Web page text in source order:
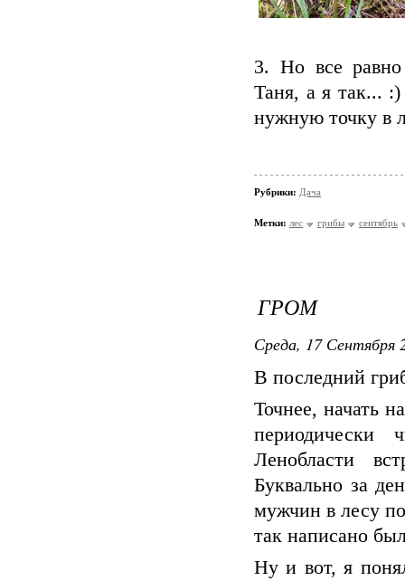
3. Но все равно
Таня, а я так...
нужную точку в
Рубрики: Дача
Метки: лес грибы сентябрь
ГРОМ
Среда, 17 Сентября
В последний
Точнее, начать
Ленобласти
Буквально за
мужчин в лесу
так написано
Ну и вот, я